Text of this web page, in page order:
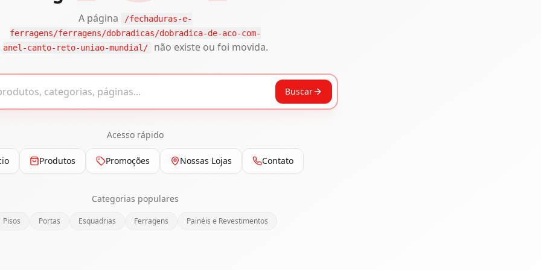
A página
/fechaduras-e-
ferragens/ferragens/dobradicas/dobradica-de-aco-com-
anel-canto-reto-uniao-mundial/
não existe ou foi movida.
Buscar
Acesso rápido
Produtos Promoções Nossas Lojas Contato
Categorias populares
Pisos Portas Esquadrias Ferragens Painéis e Revestimentos